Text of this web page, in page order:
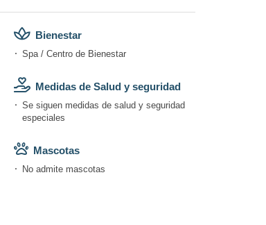
Bienestar
Spa / Centro de Bienestar
Medidas de Salud y seguridad
Se siguen medidas de salud y seguridad
especiales
Mascotas
No admite mascotas